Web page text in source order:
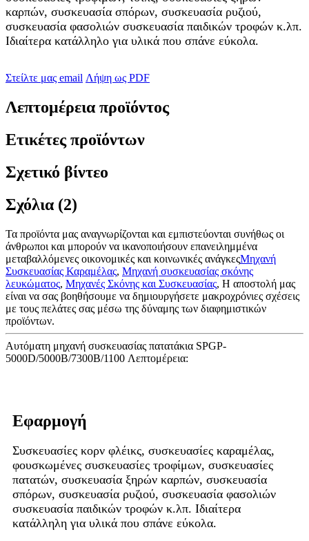
καρπών, συσκευασία σπόρων, συσκευασία ρυζιού,
συσκευασία φασολιών συσκευασία παιδικών τροφών κ.λπ.
Ιδιαίτερα κατάλληλο για υλικά που σπάνε εύκολα.
Στείλτε μας email Λήψη ως PDF
Λεπτομέρεια προϊόντος
Ετικέτες προϊόντων
Σχετικό βίντεο
Σχόλια (2)
Τα προϊόντα μας αναγνωρίζονται και εμπιστεύονται συνήθως οι
άνθρωποι και μπορούν να ικανοποιήσουν επανειλημμένα
μεταβαλλόμενες οικονομικές και κοινωνικές ανάγκεςΜηχανή
Συσκευασίας Καραμέλας, Μηχανή συσκευασίας σκόνης
λευκώματος, Μηχανές Σκόνης και Συσκευασίας, Η αποστολή μας
είναι να σας βοηθήσουμε να δημιουργήσετε μακροχρόνιες σχέσεις
με τους πελάτες σας μέσω της δύναμης των διαφημιστικών
προϊόντων.
Αυτόματη μηχανή συσκευασίας πατατάκια SPGP-
5000D/5000B/7300B/1100 Λεπτομέρεια:
Εφαρμογή
Συσκευασίες κορν φλέικς, συσκευασίες καραμέλας,
φουσκωμένες συσκευασίες τροφίμων, συσκευασίες
πατατών, συσκευασία ξηρών καρπών, συσκευασία
σπόρων, συσκευασία ρυζιού, συσκευασία φασολιών
συσκευασία παιδικών τροφών κ.λπ. Ιδιαίτερα
κατάλληλη για υλικά που σπάνε εύκολα.